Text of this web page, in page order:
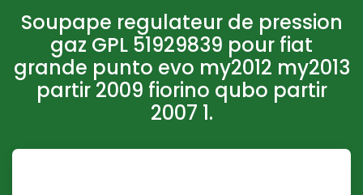
Soupape regulateur de pression
gaz GPL 51929839 pour fiat
grande punto evo my2012 my2013
partir 2009 fiorino qubo partir
2007 1.